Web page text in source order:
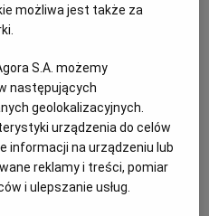
na mokro pieczeń
MIĘSO PIECZENIE
mięs
możliwa jest także za
S.A. możemy
następujących
geolokalizacyjnych.
urządzenia do celów
informacji na urządzeniu lub
reklamy i treści, pomiar
i ulepszanie usług.